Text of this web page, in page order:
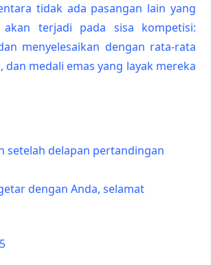
tidak ada pasangan lain yang
terjadi pada sisa kompetisi:
menyelesaikan dengan rata-rata
medali emas yang layak mereka
setelah delapan pertandingan
dengan Anda, selamat